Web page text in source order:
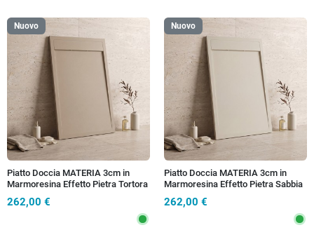
Nuovo
Piatto Doccia MATERIA 3cm in
Marmoresina Effetto Pietra Tortora
- Scarico Totale
262,00 €
Nuovo
Piatto Doccia MATERIA 3cm in
Marmoresina Effetto Pietra Sabbia
- Scarico Totale
262,00 €